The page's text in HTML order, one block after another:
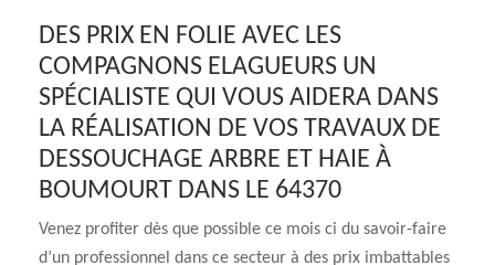
DES PRIX EN FOLIE AVEC LES
COMPAGNONS ELAGUEURS UN
SPÉCIALISTE QUI VOUS AIDERA DANS
LA RÉALISATION DE VOS TRAVAUX DE
DESSOUCHAGE ARBRE ET HAIE À
BOUMOURT DANS LE 64370
Venez profiter dès que possible ce mois ci du savoir-faire
d’un professionnel dans ce secteur à des prix imbattables